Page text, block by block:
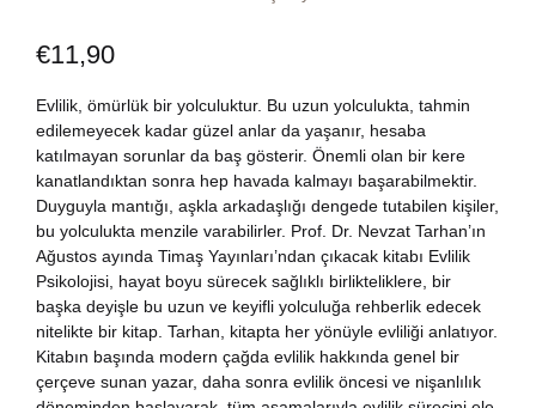
Edebiyat
Felsefe
Fransızca
Ingilizce
Kişisel Gelişim
Kitap Siparişi
Sepetim
Bize Ulaşın
TR
DE
€11,90
Evlilik, ömürlük bir yolculuktur. Bu uzun yolculukta, tahmin
edilemeyecek kadar güzel anlar da yaşanır, hesaba
katılmayan sorunlar da baş gösterir. Önemli olan bir kere
kanatlandıktan sonra hep havada kalmayı başarabilmektir.
Duyguyla mantığı, aşkla arkadaşlığı dengede tutabilen kişiler,
bu yolculukta menzile varabilirler. Prof. Dr. Nevzat Tarhan’ın
Ağustos ayında Timaş Yayınları’ndan çıkacak kitabı Evlilik
Psikolojisi, hayat boyu sürecek sağlıklı birlikteliklere, bir
başka deyişle bu uzun ve keyifli yolculuğa rehberlik edecek
nitelikte bir kitap. Tarhan, kitapta her yönüyle evliliği anlatıyor.
Kitabın başında modern çağda evlilik hakkında genel bir
çerçeve sunan yazar, daha sonra evlilik öncesi ve nişanlılık